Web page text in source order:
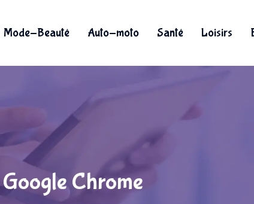
Mode-Beauté Auto-moto Santé Loisirs
Chrome